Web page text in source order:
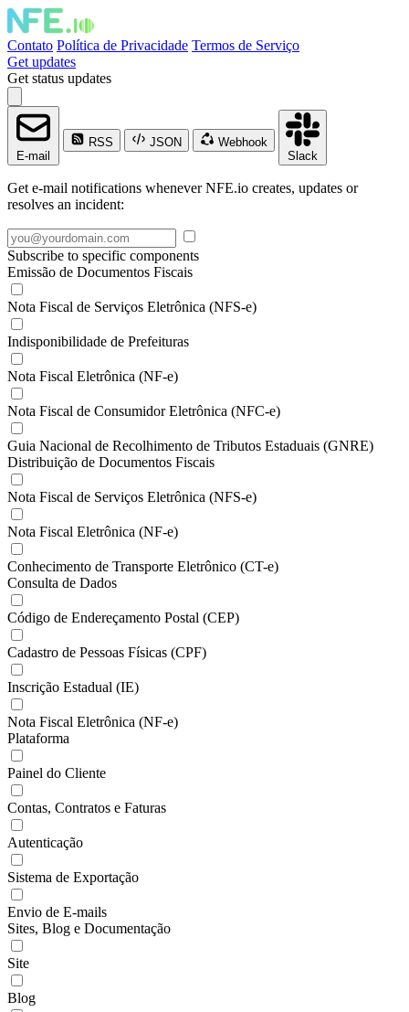
Contato Política de Privacidade Termos de Serviço
Get updates
Get status updates
E-mail
RSS JSON
Webhook
Slack
Get e-mail notifications whenever NFE.io creates, updates or
resolves an incident:
Subscribe to specific components
Emissão de Documentos Fiscais
Nota Fiscal de Serviços Eletrônica (NFS-e)
Indisponibilidade de Prefeituras
Nota Fiscal Eletrônica (NF-e)
Nota Fiscal de Consumidor Eletrônica (NFC-e)
Guia Nacional de Recolhimento de Tributos Estaduais (GNRE)
Distribuição de Documentos Fiscais
Nota Fiscal de Serviços Eletrônica (NFS-e)
Nota Fiscal Eletrônica (NF-e)
Conhecimento de Transporte Eletrônico (CT-e)
Consulta de Dados
Código de Endereçamento Postal (CEP)
Cadastro de Pessoas Físicas (CPF)
Inscrição Estadual (IE)
Nota Fiscal Eletrônica (NF-e)
Plataforma
Painel do Cliente
Contas, Contratos e Faturas
Autenticação
Sistema de Exportação
Envio de E-mails
Sites, Blog e Documentação
Site
Blog